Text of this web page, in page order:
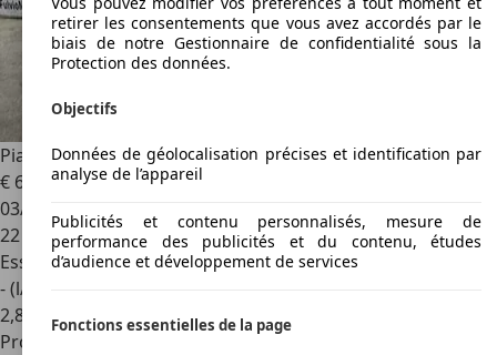
Piaggio Autres
€ 690
03/2008
22 737 km
Essence
- (l/100 km)
2,8
Professionnel
retirer les consentements que vous avez accordés par le
biais de notre Gestionnaire de confidentialité sous la
Protection des données.
Objectifs
Données de géolocalisation précises et identification par
analyse de l’appareil
Publicités et contenu personnalisés, mesure de
performance des publicités et du contenu, études
d’audience et développement de services
Fonctions essentielles de la page